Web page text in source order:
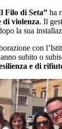
Filo di Seta” ha
di violenza. Il
la sua
con
subito o
e di